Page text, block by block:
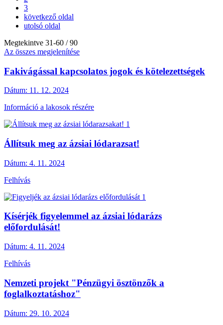
3
következő oldal
utolsó oldal
Megtekintve 31-60 / 90
Az összes megjelenítése
Fakivágással kapcsolatos jogok és kötelezettségek
Dátum: 11. 12. 2024
Információ a lakosok részére
Állítsuk meg az ázsiai lódarazsat!
Dátum: 4. 11. 2024
Felhívás
Kísérjék figyelemmel az ázsiai lódarázs
előfordulását!
Dátum: 4. 11. 2024
Felhívás
Nemzeti projekt "Pénzügyi ösztönzők a
foglalkoztatáshoz"
Dátum: 29. 10. 2024